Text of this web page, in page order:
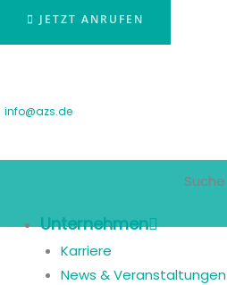
JETZT ANRUFEN
info@azs.de
Suche
Unternehmen
Karriere
News & Veranstaltungen